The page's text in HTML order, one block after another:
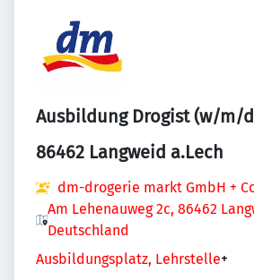
Ausbildung Drogist (w/m/
86462 Langweid a.Lech
dm-drogerie markt GmbH +
Am Lehenauweg 2c, 86462
Deutschland
Ausbildungsplatz, Lehrstelle+